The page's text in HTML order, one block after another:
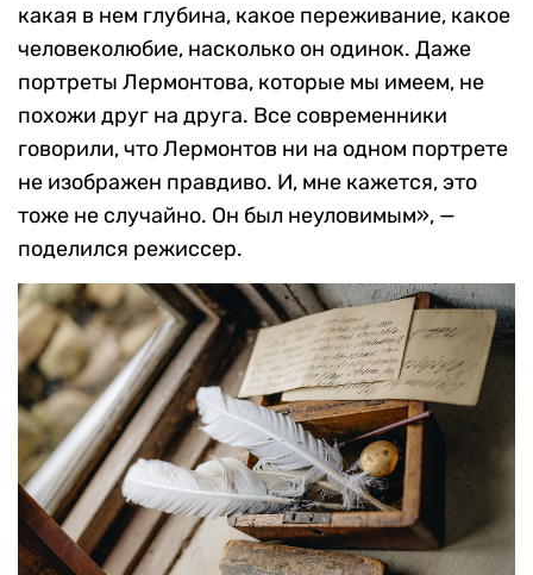
какая в нем глубина, какое переживание, какое
человеколюбие, насколько он одинок. Даже
портреты Лермонтова, которые мы имеем, не
похожи друг на друга. Все современники
говорили, что Лермонтов ни на одном портрете
не изображен правдиво. И, мне кажется, это
тоже не случайно. Он был неуловимым», —
поделился режиссер.